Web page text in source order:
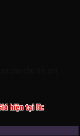
hiện tại là: